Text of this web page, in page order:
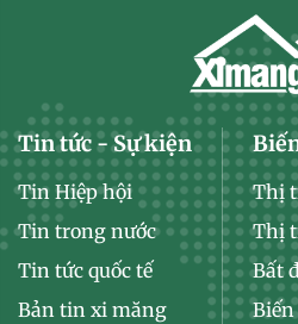
Tin tức - Sự kiện
Tin Hiệp hội
Tin trong nước
Tin tức quốc tế
Bản tin xi măng
Thị
Thị
Bất